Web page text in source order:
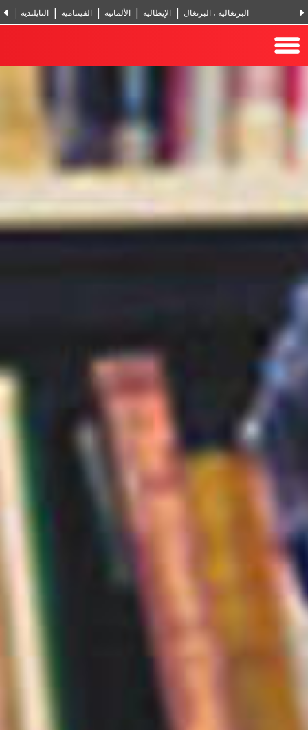
التايلندية الفيتنامية الألمانية الإيطالية البرتغالية ، البرتغال